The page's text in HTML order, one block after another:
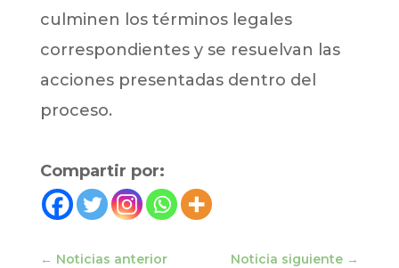
culminen los términos legales
correspondientes y se resuelvan las
acciones presentadas dentro del
proceso.
Compartir por:
← Noticias anterior Noticia siguiente →